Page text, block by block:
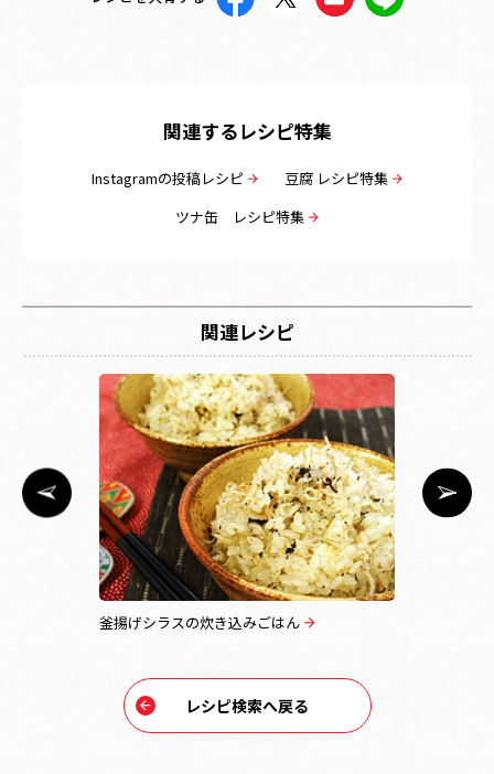
関連するレシピ特集
Instagramの投稿レシピ
豆腐 レシピ特集
ツナ缶 レシピ特集
関連レシピ
釜揚げシラスの炊き込みごはん
レシピ検索へ戻る